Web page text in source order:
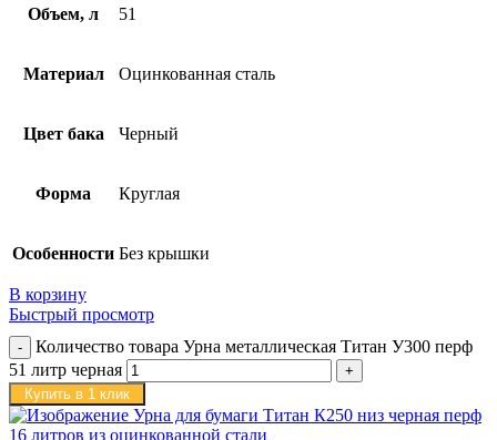
Объем, л 51
Материал Оцинкованная сталь
Цвет бака Черный
Форма Круглая
Особенности Без крышки
В корзину
Быстрый просмотр
Количество товара Урна металлическая Титан У300 перф
51 литр черная
Купить в 1 клик